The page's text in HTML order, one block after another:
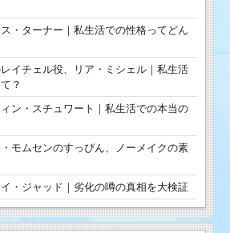
ス・ターナー｜私生活での性格ってどん
レイチェル役、リア・ミシェル｜私生活
？
ィン・スチュワート｜私生活での本当の
・モムセンのすっぴん、ノーメイクの素
イ・ジャッド｜劣化の噂の真相を大検証